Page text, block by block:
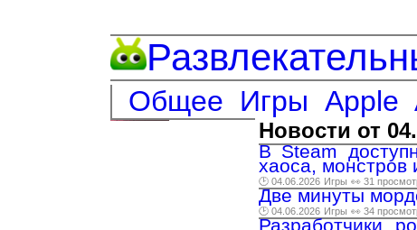
Общее Игры Apple
Новости от
В Steam
хаоса, монстров
🕑 04.06.2026 Игры 👀 31
Две минуты
🕑 04.06.2026 Игры 👀 34
Разработчики